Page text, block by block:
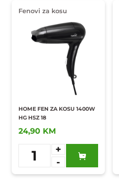
Fenovi za kosu
HOME FEN ZA KOSU 1400W
HG HSZ 18
24,90 KM
1
+
-
Dodaj u
omiljene